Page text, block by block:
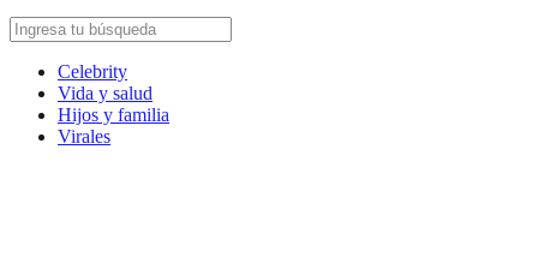
Celebrity
Vida y salud
Hijos y familia
Virales